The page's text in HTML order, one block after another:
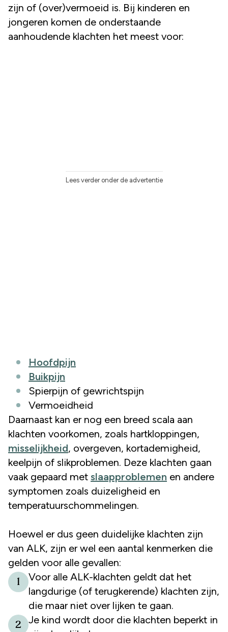
zijn of (over)vermoeid is. Bij kinderen en
jongeren komen de onderstaande
aanhoudende klachten het meest voor:
Lees verder onder de advertentie
Hoofdpijn
Buikpijn
Spierpijn of gewrichtspijn
Vermoeidheid
Daarnaast kan er nog een breed scala aan
klachten voorkomen, zoals hartkloppingen,
misselijkheid, overgeven, kortademigheid,
keelpijn of slikproblemen. Deze klachten gaan
vaak gepaard met slaapproblemen en andere
symptomen zoals duizeligheid en
temperatuurschommelingen.
Hoewel er dus geen duidelijke klachten zijn
van ALK, zijn er wel een aantal kenmerken die
gelden voor alle gevallen:
1
Voor alle ALK-klachten geldt dat het
langdurige (of terugkerende) klachten zijn,
die maar niet over lijken te gaan.
2
Je kind wordt door die klachten beperkt in